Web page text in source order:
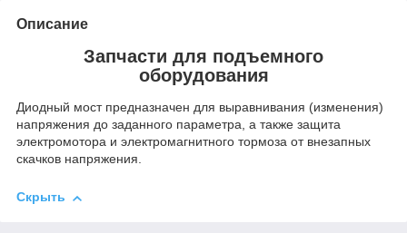
Описание
Запчасти для подъемного
оборудования
Диодный мост предназначен для выравнивания (изменения)
напряжения до заданного параметра, а также защита
электромотора и электромагнитного тормоза от внезапных
скачков напряжения.
Скрыть